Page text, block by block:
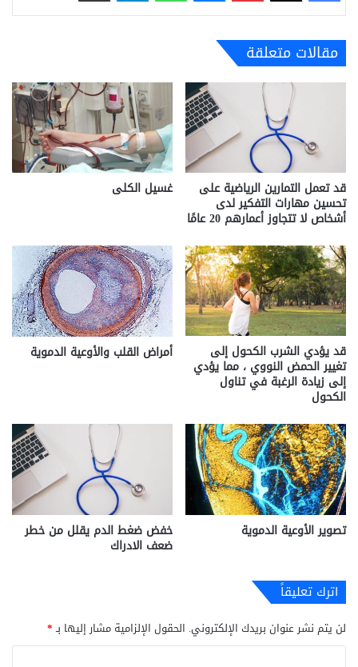
مقالات متعلقة
قد تعمل التمارين الرياضية على
تحسين مهارات التفكير لدى
أشخاص لا تتجاوز أعمارهم 20 عامًا
غسيل الكلى
قد يؤدي الشرب الكحول إلى
تغيير الحمض النووي ، مما يؤدي
إلى زيادة الرغبة في تناول
الكحول
أمراض القلب والأوعية الدموية
تصوير الأوعية الدموية خفض ضغط الدم يقلل من خطر
ضعف الادراك
اترك تعليقاً
لن يتم نشر عنوان بريدك الإلكتروني. الحقول الإلزامية مشار إليها بـ*